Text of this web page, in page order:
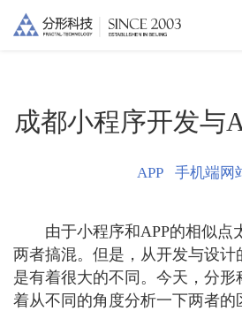
成都小程序开发与
APP
手机端网
由于小程序和APP的相似点
两者搞混。但是，从开发与设
是有着很大的不同。今天，分
着从不同的角度分析一下两者的